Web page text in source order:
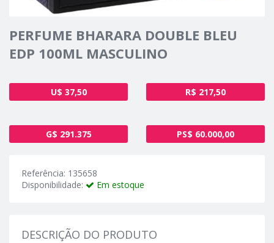
PERFUME BHARARA DOUBLE BLEU
EDP 100ML MASCULINO
U$ 37,50 R$ 217,50
G$ 291.375 PS$ 60.000,00
Referência: 135658
Disponibilidade:
Em estoque
DESCRIÇÃO DO PRODUTO